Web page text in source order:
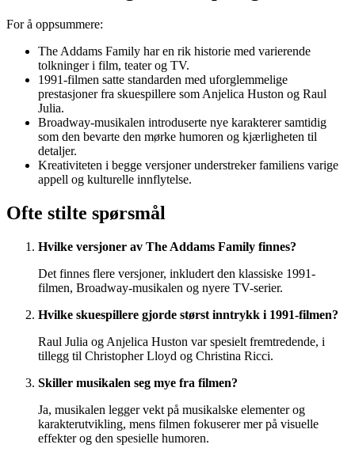
For å oppsummere:
The Addams Family har en rik historie med varierende
tolkninger i film, teater og TV.
1991-filmen satte standarden med uforglemmelige
prestasjoner fra skuespillere som Anjelica Huston og Raul
Julia.
Broadway-musikalen introduserte nye karakterer samtidig
som den bevarte den mørke humoren og kjærligheten til
detaljer.
Kreativiteten i begge versjoner understreker familiens varige
appell og kulturelle innflytelse.
Ofte stilte spørsmål
Hvilke versjoner av The Addams Family finnes?
Det finnes flere versjoner, inkludert den klassiske 1991-
filmen, Broadway-musikalen og nyere TV-serier.
Hvilke skuespillere gjorde størst inntrykk i 1991-filmen?
Raul Julia og Anjelica Huston var spesielt fremtredende, i
tillegg til Christopher Lloyd og Christina Ricci.
Skiller musikalen seg mye fra filmen?
Ja, musikalen legger vekt på musikalske elementer og
karakterutvikling, mens filmen fokuserer mer på visuelle
effekter og den spesielle humoren.